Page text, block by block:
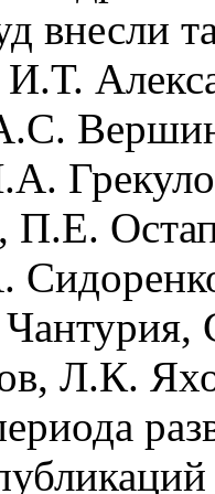
внесли
И.Т.
П.Е.
Л.К.